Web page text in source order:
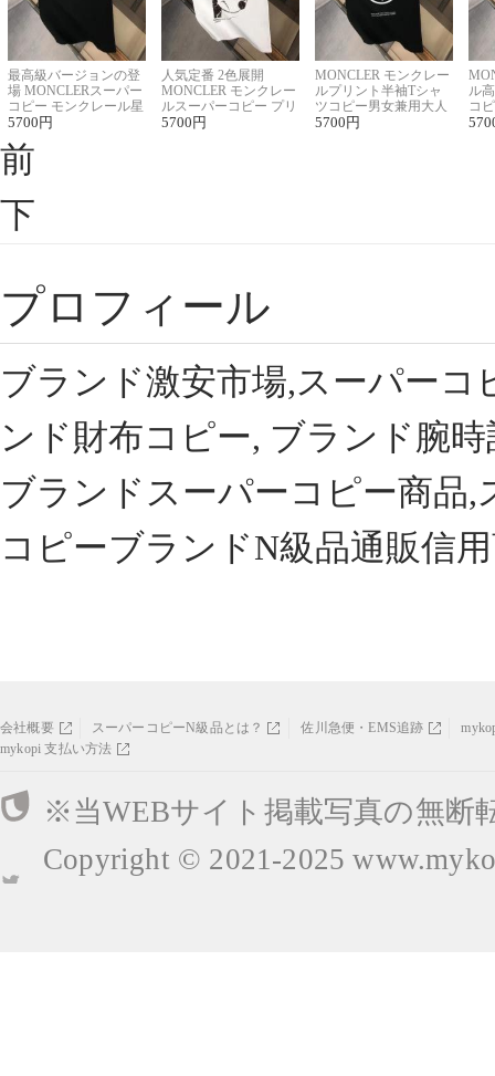
最高級バージョンの登
場 MONCLERスーパー
コピー モンクレール星
座半袖Tシャツ
5700 円
人気定番 2色展開
MONCLER モンクレー
ルスーパーコピー プリ
ント半袖Tシャツ
5700 円
MONCLER モンクレー
ルプリント半袖Tシャ
ツコピー男女兼用大人
可愛い春夏コーデ
5700 円
ル
コ
ィ
前
下
プロフィール
ブランド激安市場,スーパー
ンド財布コピー, ブランド腕
ブランドスーパーコピー商品
コピーブランドN級品通販信
会社概要 スーパーコピーN級品とは？ 佐川急便・EMS追跡
mykopi 支払い方法
※当WEBサイト掲載写真の無断
Copyright © 2021-2025